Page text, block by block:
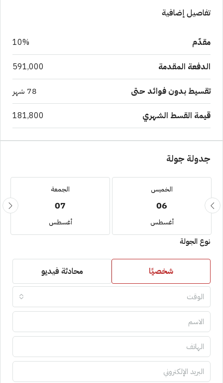
تفاصيل إضافية
مقدّم 10%
الدفعة المقدمة 591,000
تقسيط بدون فوائد حتى 78 شهر
قيمة القسط الشهري 181,800
جدولة جولة
الخميس
06
أغسطس
الجمعة
07
أغسطس
نوع الجولة
شخصيًا محادثة فيديو
الوقت